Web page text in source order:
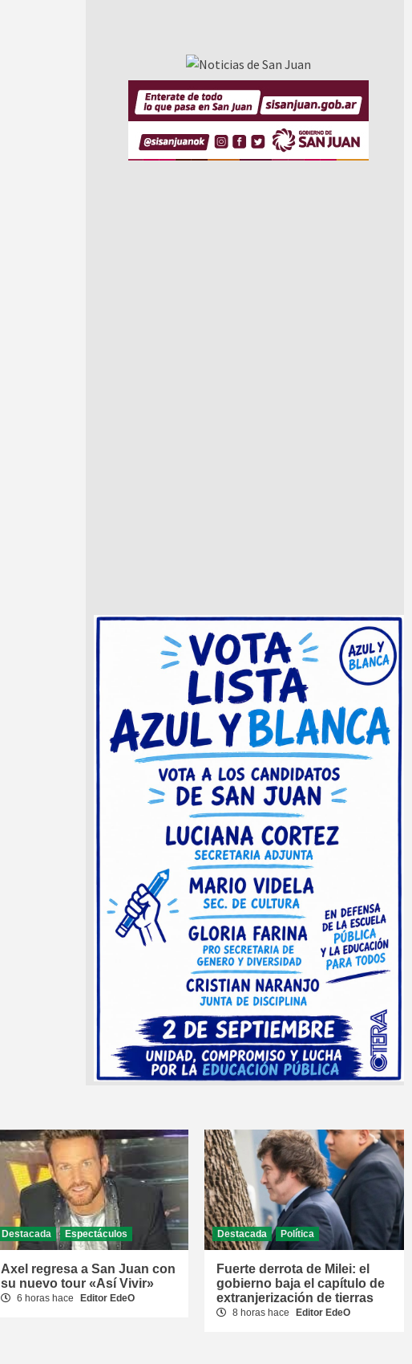
Destacada Espectáculos
Axel regresa a San Juan con
su nuevo tour «Así Vivir»
6 horas hace Editor EdeO
Destacada Política
Fuerte derrota de Milei: el
gobierno baja el capítulo de
extranjerización de tierras
8 horas hace Editor EdeO